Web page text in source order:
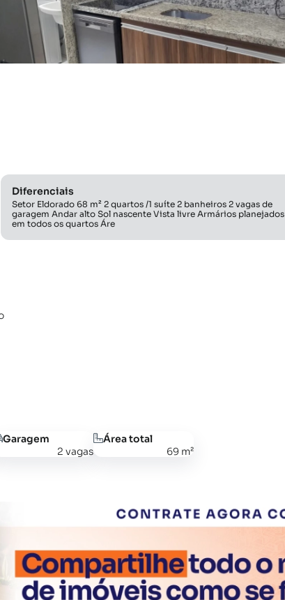
Diferenciais
Setor Eldorado 68 m² 2 quartos /1 suíte 2 banheiros 2 vagas de
garagem Andar alto Sol nascente Vista livre Armários planejados
em todos os quartos Áre
Garagem
2 vagas
Área total
69 m²